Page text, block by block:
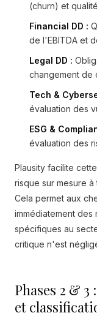
(churn) et
Financial DD :
de l'EBITDA et
Legal DD :
changement de
Tech &
évaluation des
ESG &
évaluation des
Plausity facilite
risque sur mesure
Cela permet aux
immédiatement des
spécifiques au
critique n'est
Phases 2 &
et